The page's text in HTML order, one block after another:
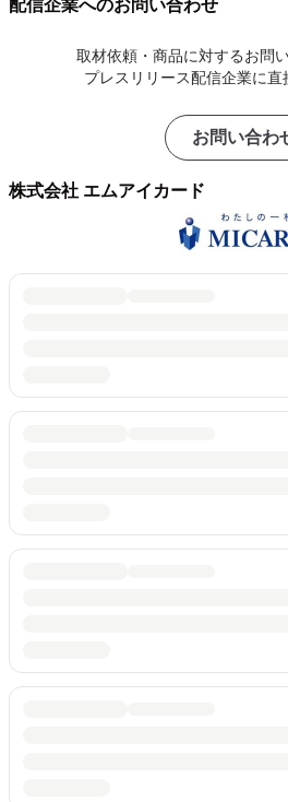
配信企業へのお問い合わせ
取材依頼・商品に対するお問
プレスリリース配信企業に直
お問い合わ
株式会社 エムアイカード